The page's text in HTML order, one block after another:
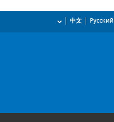
Русский
中文